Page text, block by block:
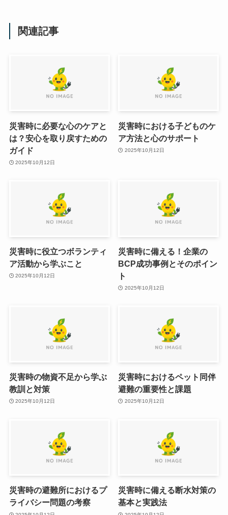
関連記事
災害時に必要な心のケアと
は？安心を取り戻すための
ガイド
2025年10月12日
災害時における子どものケ
ア方法と心のサポート
2025年10月12日
災害時に役立つボランティ
ア活動から学ぶこと
2025年10月12日
災害時に備える！企業の
BCP成功事例とそのポイン
ト
2025年10月12日
災害時の物資不足から学ぶ
教訓と対策
2025年10月12日
災害時におけるペット同伴
避難の重要性と課題
2025年10月12日
災害時の避難所におけるプ
ライバシー問題の考察
災害時に備える断水対策の
基本と実践法